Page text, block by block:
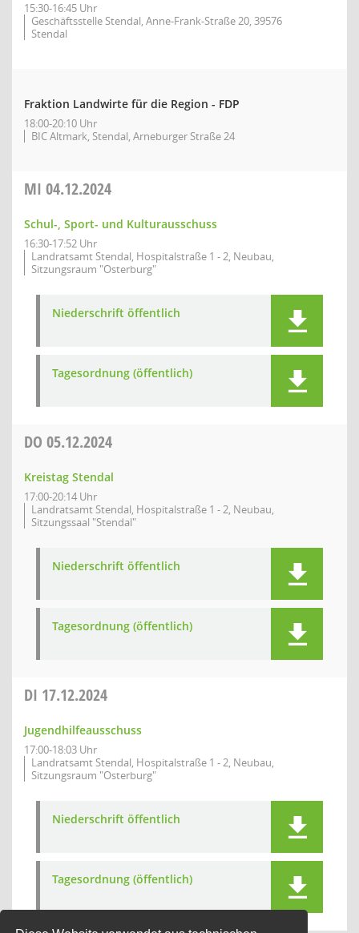
15:30-16:45 Uhr
Geschäftsstelle Stendal, Anne-Frank-Straße 20, 39576
Stendal
Fraktion Landwirte für die Region - FDP
18:00-20:10 Uhr
BIC Altmark, Stendal, Arneburger Straße 24
MI 04.12.2024
Schul-, Sport- und Kulturausschuss
16:30-17:52 Uhr
Landratsamt Stendal, Hospitalstraße 1 - 2, Neubau,
Sitzungsraum "Osterburg"
Niederschrift öffentlich
Tagesordnung (öffentlich)
DO 05.12.2024
Kreistag Stendal
17:00-20:14 Uhr
Landratsamt Stendal, Hospitalstraße 1 - 2, Neubau,
Sitzungssaal "Stendal"
Niederschrift öffentlich
Tagesordnung (öffentlich)
DI 17.12.2024
Jugendhilfeausschuss
17:00-18:03 Uhr
Landratsamt Stendal, Hospitalstraße 1 - 2, Neubau,
Sitzungsraum "Osterburg"
Niederschrift öffentlich
Tagesordnung (öffentlich)